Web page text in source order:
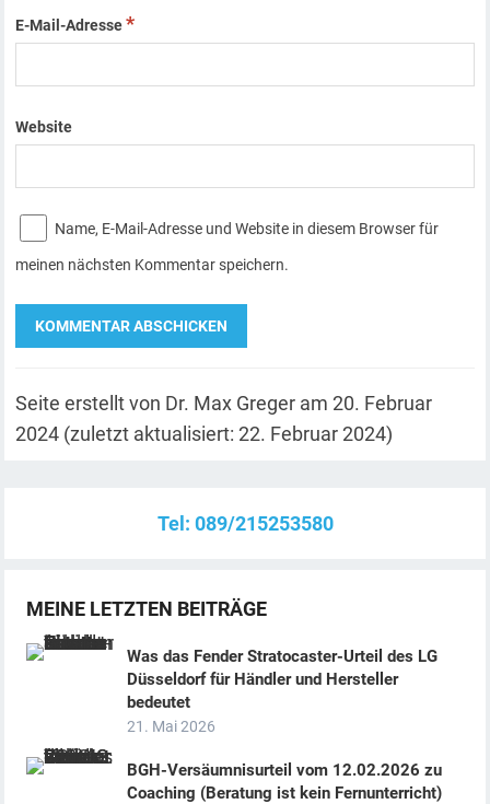
E-Mail-Adresse*
Website
Name, E-Mail-Adresse und Website in diesem Browser für
meinen nächsten Kommentar speichern.
l
t
Seite erstellt von Dr. Max Greger am 20. Februar
2024 (zuletzt aktualisiert: 22. Februar 2024)
Tel: 089/215253580
MEINE LETZTEN BEITRÄGE
Was das Fender Stratocaster-Urteil des LG
Düsseldorf für Händler und Hersteller
bedeutet
21. Mai 2026
BGH-Versäumnisurteil vom 12.02.2026 zu
Coaching (Beratung ist kein Fernunterricht)